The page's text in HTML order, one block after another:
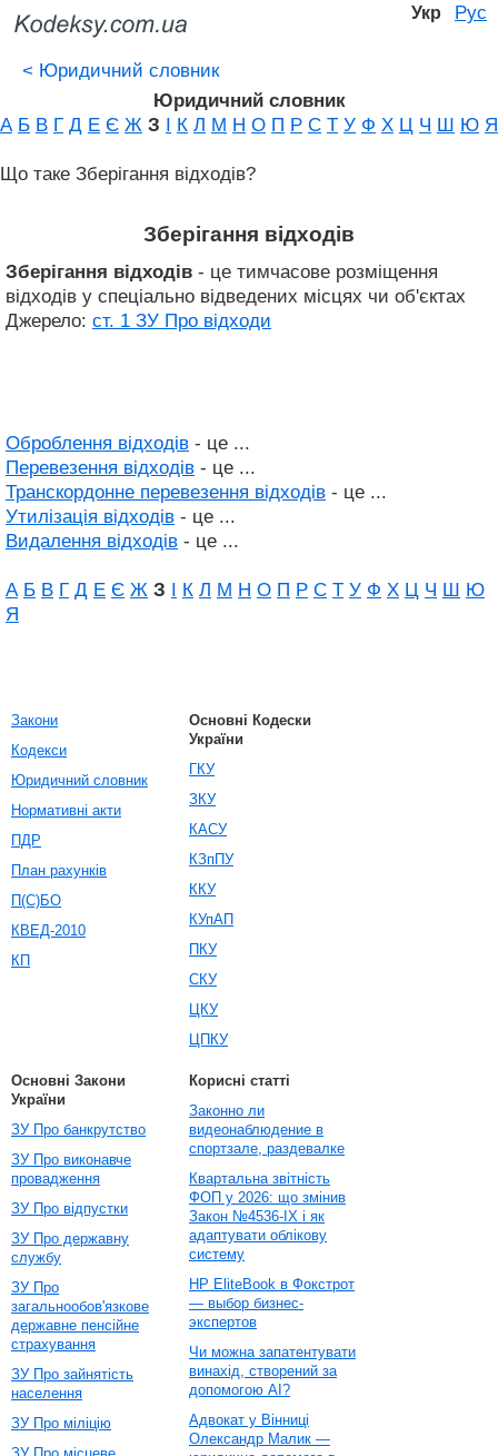
Укр Рус
< Юридичний словник
Юридичний словник
А Б В Г Д Е Є Ж З І К Л М Н О П Р С Т У Ф Х Ц Ч Ш Ю Я
Що таке Зберігання відходів?
Зберігання відходів
Зберігання відходів - це тимчасове розміщення
відходів у спеціально відведених місцях чи об'єктах
Джерело: ст. 1 ЗУ Про відходи
Оброблення відходів - це ...
Перевезення відходів - це ...
Транскордонне перевезення відходів - це ...
Утилізація відходів - це ...
Видалення відходів - це ...
А Б В Г Д Е Є Ж З І К Л М Н О П Р С Т У Ф Х Ц Ч Ш Ю
Я
Закони
Кодекси
Юридичний словник
Нормативні акти
ПДР
План рахунків
П(С)БО
КВЕД-2010
КП
Основні Кодески
України
ГКУ
ЗКУ
КАСУ
КЗпПУ
ККУ
КУпАП
ПКУ
СКУ
ЦКУ
ЦПКУ
Основні Закони
України
ЗУ Про банкрутство
ЗУ Про виконавче
провадження
ЗУ Про відпустки
ЗУ Про державну
службу
ЗУ Про
загальнообов'язкове
державне пенсійне
страхування
ЗУ Про зайнятість
населення
ЗУ Про міліцію
Корисні статті
Законно ли
видеонаблюдение в
спортзале, раздевалке
Квартальна звітність
ФОП у 2026: що змінив
Закон №4536-IX і як
адаптувати облікову
систему
HP EliteBook в Фокстрот
— выбор бизнес-
экспертов
Чи можна запатентувати
винахід, створений за
допомогою AI?
Адвокат у Вінниці
Олександр Малик —